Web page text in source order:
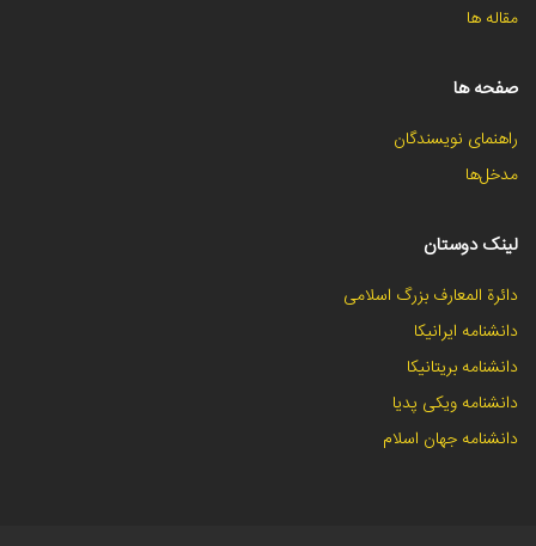
مقاله ها
صفحه ها
راهنمای نویسندگان
مدخل‌ها
لینک دوستان
دائرة المعارف بزرگ اسلامی
دانشنامه ایرانیکا
دانشنامه بریتانیکا
دانشنامه ویکی پدیا
دانشنامه جهان اسلام